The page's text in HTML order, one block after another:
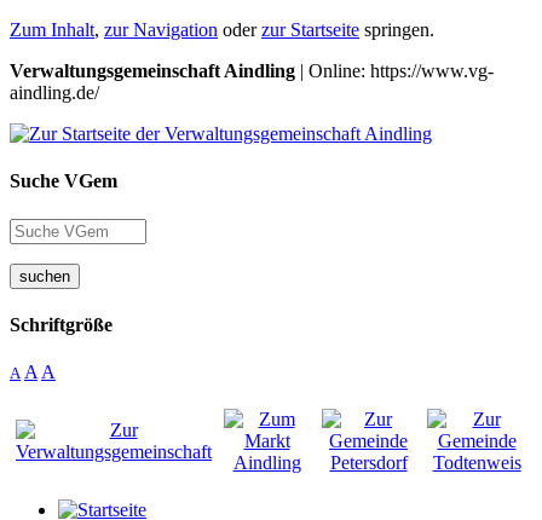
Zum Inhalt, zur Navigation oderzur Startseite springen.
Verwaltungsgemeinschaft Aindling | Online: https://www.vg-
aindling.de/
Suche VGem
suchen
Schriftgröße
A A A